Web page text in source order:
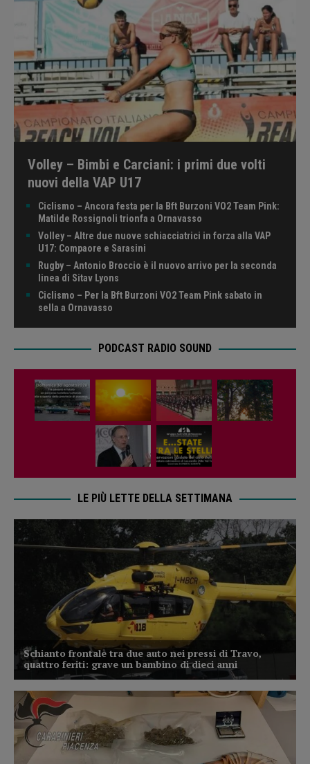
Volley – Bimbi e Carciani: i primi due volti
nuovi della VAP U17
Ciclismo – Ancora festa per la Bft Burzoni VO2 Team Pink:
Matilde Rossignoli trionfa a Ornavasso
Volley – Altre due nuove schiacciatrici in forza alla VAP
U17: Compaore e Sarasini
Rugby – Antonio Broccio è il nuovo arrivo per la seconda
linea di Sitav Lyons
Ciclismo – Per la Bft Burzoni VO2 Team Pink sabato in
sella a Ornavasso
PODCAST RADIO SOUND
LE PIÙ LETTE DELLA SETTIMANA